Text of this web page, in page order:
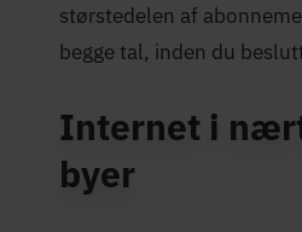
størstedelen af
begge tal, inden du
Internet i
byer